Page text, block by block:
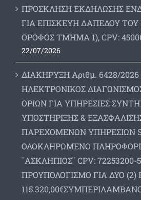
ΠΡΟΣΚΛΗΣΗ ΕΚΔΗΛΩΣΗΣ
ΓΙΑ ΕΠΙΣΚΕΥΗ ΔΑΠΕΔΟΥ ΤΟΥ
ΟΡΟΦΟΣ ΤΜΗΜΑ 1), CPV:
22/07/2026
ΔΙΑΚΗΡΥΞΗ Αριθμ. 6428/
ΗΛΕΚΤΡΟΝΙΚΟΣ
ΟΡΙΩΝ ΓΙΑ ΥΠΗΡΕΣΙΕΣ
ΥΠΟΣΤΗΡΙΞΗΣ &
ΠΑΡΕΧΟΜΕΝΩΝ ΥΠΗΡΕΣΙΩΝ
ΟΛΟΚΛΗΡΩΜΕΝΟ
¨ΑΣΚΛΗΠΙΟΣ¨ CPV:
ΠΡΟΥΠΟΛΟΓΙΣΜΟ ΓΙΑ ΔΥΟ (2)